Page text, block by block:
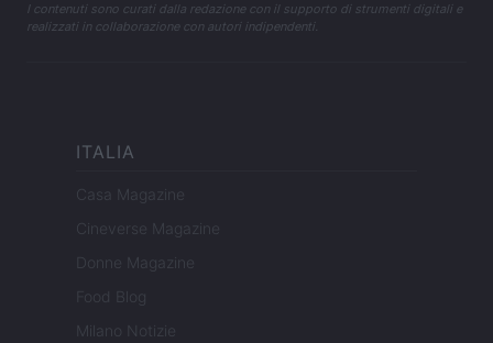
I contenuti sono curati dalla redazione con il supporto di strumenti digitali e
realizzati in collaborazione con autori indipendenti.
ITALIA
Casa Magazine
Cineverse Magazine
Donne Magazine
Food Blog
Milano Notizie